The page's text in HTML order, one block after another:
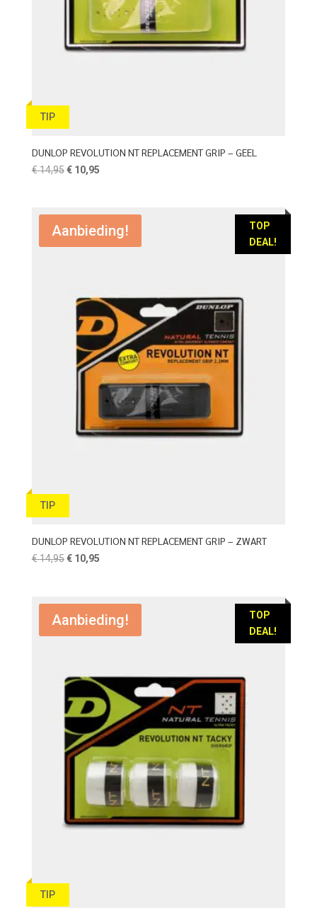
TIP
DUNLOP REVOLUTION NT REPLACEMENT GRIP – GEEL
€14,95 Oorspronkelijke
€ 14,95.
€10,95Huidige
€ 10,95.
TOP
DEAL!
TIP
Aanbieding!
DUNLOP REVOLUTION NT REPLACEMENT GRIP – ZWART
€14,95 Oorspronkelijke
€ 14,95.
€10,95Huidige
€ 10,95.
TOP
DEAL!
TIP
Aanbieding!